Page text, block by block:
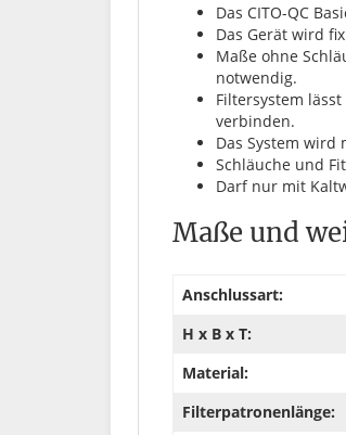
Das CITO-QC
Das Gerät wird
Maße ohne
notwendig.
Filtersystem
verbinden.
Das System wird
Schläuche und
Darf nur mit
Maße und
Anschlussart:
H x B x T:
Material:
Filterpatronenlänge: